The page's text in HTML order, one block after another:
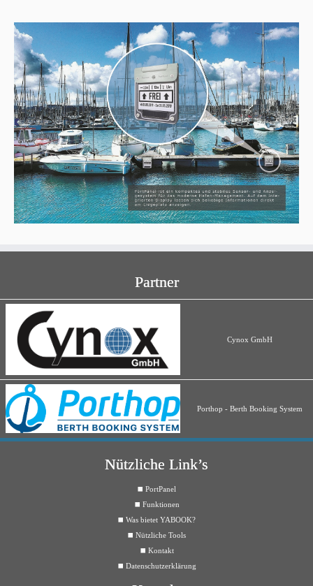
Partner
Cynox GmbH
Porthop - Berth Booking System
Nützliche Link’s
⯀ PortPanel
⯀ Funktionen
⯀ Was bietet YABOOK?
⯀ Nützliche Tools
⯀ Kontakt
⯀ Datenschutzerklärung